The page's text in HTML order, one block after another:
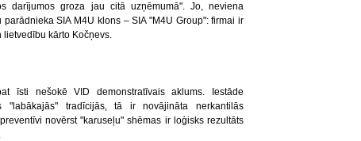
darījumos groza jau citā uzņēmumā". Jo, neviena
SIA M4U klons – SIA "M4U Group": firmai ir
lietvedību kārto Kočņevs.
īsti nešokē VID demonstratīvais aklums. Iestāde
"labākajās" tradīcijās, tā ir novājināta nerkantilās
novērst "karuseļu" shēmas ir loģisks rezultāts